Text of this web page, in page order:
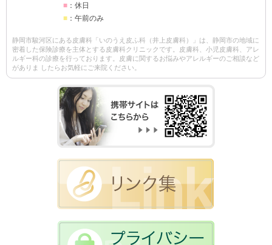
■ ：休日
■ ：午前のみ
静岡市駿河区にある皮膚科「いのうえ皮ふ科（井上皮膚科）」は、静岡市の地域に
密着した保険診療を主体とする皮膚科クリニックです。皮膚科、小児皮膚科、アレ
ルギー科の診療を行っております。皮膚に関するお悩みやアレルギーのご相談など
がありま したらお気軽にご来院ください。